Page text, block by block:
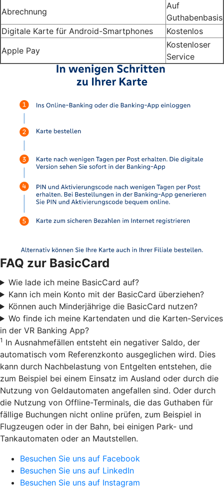
Abrechnung
Auf
Guthabenbasis
Digitale Karte für Android-Smartphones
Kostenlos
Apple Pay
Kostenloser
Service
FAQ zur BasicCard
Wie lade ich meine BasicCard auf?
Kann ich mein Konto mit der BasicCard überziehen?
Können auch Minderjährige die BasicCard nutzen?
Wo finde ich meine Kartendaten und die Karten-Services
in der VR Banking App?
1 In Ausnahmefällen entsteht ein negativer Saldo, der
automatisch vom Referenzkonto ausgeglichen wird. Dies
kann durch Nachbelastung von Entgelten entstehen, die
zum Beispiel bei einem Einsatz im Ausland oder durch die
Nutzung von Geldautomaten angefallen sind. Oder durch
die Nutzung von Offline-Terminals, die das Guthaben für
fällige Buchungen nicht online prüfen, zum Beispiel in
Flugzeugen oder in der Bahn, bei einigen Park- und
Tankautomaten oder an Mautstellen.
Besuchen Sie uns auf Facebook
Besuchen Sie uns auf LinkedIn
Besuchen Sie uns auf Instagram